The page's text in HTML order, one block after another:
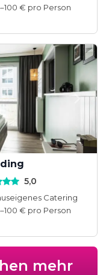
€ pro Person
5,0
Catering
€ pro Person
mehr